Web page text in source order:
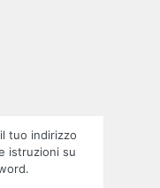
tuo indirizzo
istruzioni su